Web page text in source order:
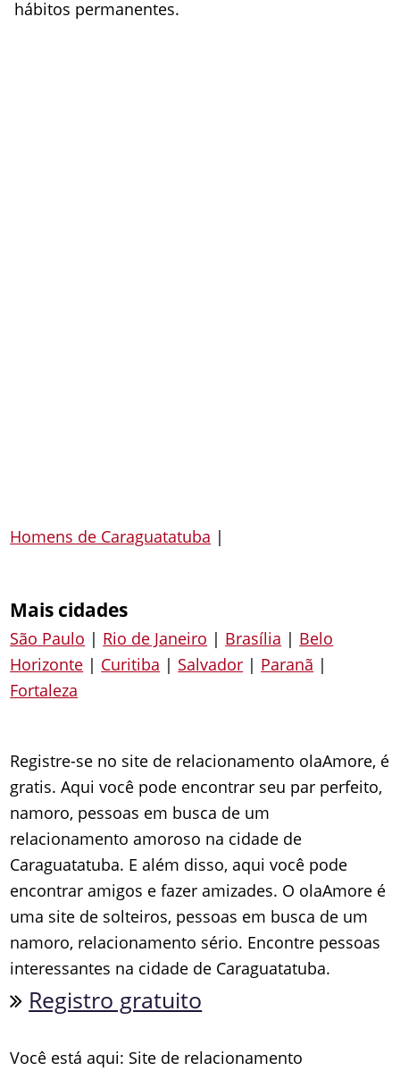
hábitos permanentes.
Homens de Caraguatatuba |
Mais cidades
São Paulo | Rio de Janeiro | Brasília | Belo
Horizonte | Curitiba | Salvador | Paranã |
Fortaleza
Registre-se no site de relacionamento olaAmore, é
gratis. Aqui você pode encontrar seu par perfeito,
namoro, pessoas em busca de um
relacionamento amoroso na cidade de
Caraguatatuba. E além disso, aqui você pode
encontrar amigos e fazer amizades. O olaAmore é
uma site de solteiros, pessoas em busca de um
namoro, relacionamento sério. Encontre pessoas
interessantes na cidade de Caraguatatuba.
Registro gratuito
Você está aqui: Site de relacionamento